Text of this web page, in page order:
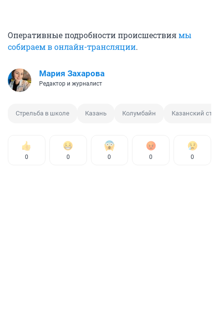
Оперативные подробности происшествиямы
собираем в онлайн-трансляции.
Мария Захарова
Редактор и журналист
Стрельба в школе Казань Колумбайн Казанский
0 0 0 0 0